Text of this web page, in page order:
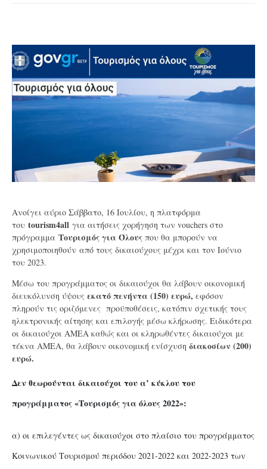
Ανοίγει αύριο Σάββατο, 16 Ιουλίου, η πλατφόρμα
του tourism4all για αιτήσεις χορήγηση των vouchers στο
πρόγραμμα Τουρισμός για Όλους που θα μπορούν να
χρησιμοποιηθούν από τους δικαιούχους μέχρι και τον Ιούνιο
του 2023.
Μέσω του προγράμματος οι δικαιούχοι θα λάβουν οικονομική
διευκόλυνση ύψους εκατό πενήντα (150) ευρώ, εφόσον
πληρούν τις οριζόμενες προϋποθέσεις, κατόπιν σχετικής τους
ηλεκτρονικής αίτησης και επιλογής μέσω κλήρωσης. Ειδικότερα
οι δικαιούχοι ΑΜΕΑ καθώς και οι κληρωθέντες δικαιούχοι με
τέκνα ΑΜΕΑ, θα λάβουν οικονομική ενίσχυση διακοσίων (200)
ευρώ.
Δεν θεωρούνται δικαιούχοι του α’ κύκλου του
προγράμματος «Τουρισμός για όλους 2022»:
α) οι επιλεγέντες ως δικαιούχοι στο πλαίσιο του προγράμματος
Κοινωνικού Τουρισμού περιόδου 2021-2022 και 2022-2023 των